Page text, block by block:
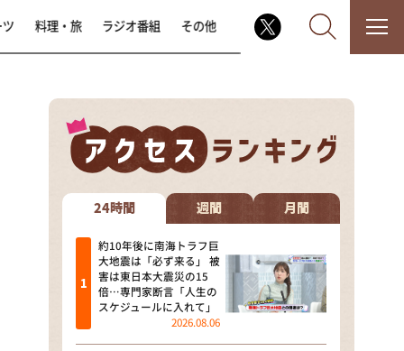
なるみ・岡村の過ぎるTV
相席食堂
これ余談なんですけど・・・
～人生密着トークバラエティ！
～ やすとものいたって真剣です
探偵！ナイトスクープ
料理・旅 ラジオ番組 その他
24時間 週間 月間
約10年後に南海トラフ巨
大地震は「必ず来る」 被
害は東日本大震災の15
倍…専門家断言「人生の
スケジュールに入れて」
2026.08.06